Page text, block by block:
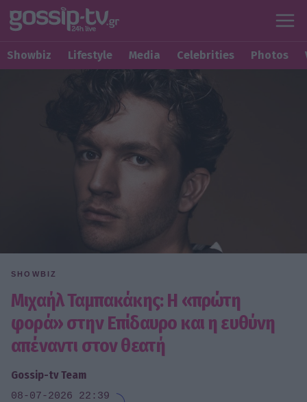
Showbiz Lifestyle Media Celebrities Photos
SHOWBIZ
Μιχαήλ Ταμπακάκης: Η «πρώτη
φορά» στην Επίδαυρο και η ευθύνη
απέναντι στον θεατή
Gossip-tv Team
08-07-2026 22:39